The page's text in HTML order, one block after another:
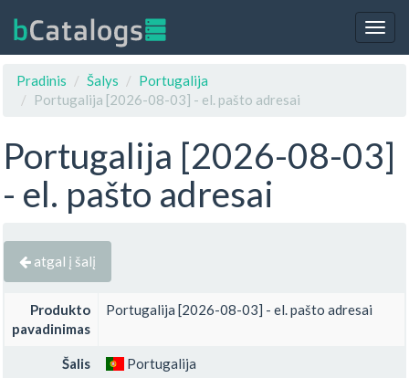
Pradinis
Šalys
Portugalija
Portugalija [2026-08-03] - el. pašto adresai
Portugalija [2026-08-03]
- el. pašto adresai
atgal į šalį
Produkto
pavadinimas
Portugalija [2026-08-03] - el. pašto adresai
Šalis Portugalija